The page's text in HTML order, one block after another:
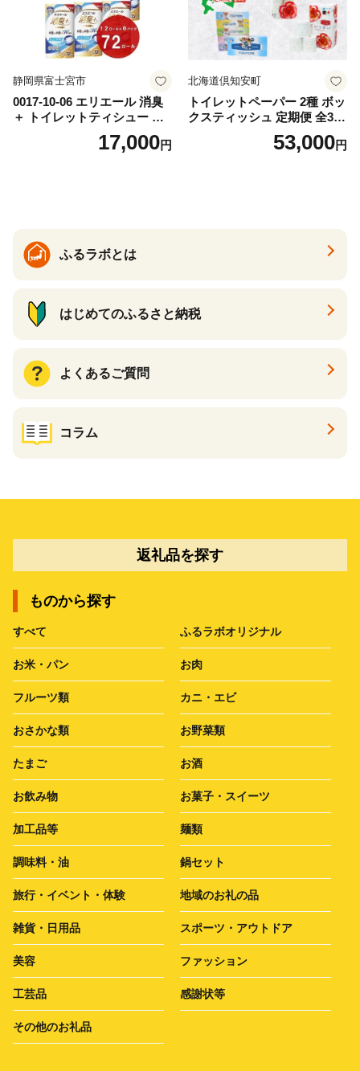
静岡県富士宮市
0017-10-06 エリエール 消臭
＋ トイレットティシュー し
っかり香るフレッシュクリア
の香り ダブル 12ロール×6パ
17,000円
北海道倶知安町
トイレットペーパー 2種 ボッ
クスティッシュ 定期便 全3
回 日本製 まとめ買い 防災
常備品 日用雑貨 消耗品 生活
53,000円
ふるラボとは
はじめてのふるさと納税
よくあるご質問
コラム
返礼品を探す
ものから探す
すべて ふるラボオリジナル
お米・パン お肉
フルーツ類 カニ・エビ
おさかな類 お野菜類
たまご お酒
お飲み物 お菓子・スイーツ
加工品等 麺類
調味料・油 鍋セット
旅行・イベント・体験 地域のお礼の品
雑貨・日用品 スポーツ・アウトドア
美容 ファッション
工芸品 感謝状等
その他のお礼品